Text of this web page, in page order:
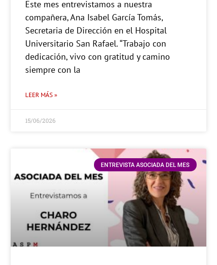
Este mes entrevistamos a nuestra
compañera, Ana Isabel García Tomás,
Secretaria de Dirección en el Hospital
Universitario San Rafael. “Trabajo con
dedicación, vivo con gratitud y camino
siempre con la
LEER MÁS »
15/06/2026
ENTREVISTA ASOCIADA DEL MES